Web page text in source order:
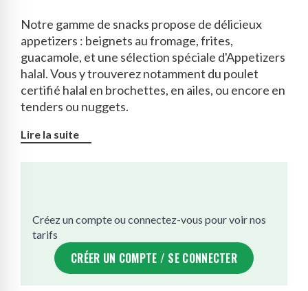
Notre gamme de snacks propose de délicieux
appetizers : beignets au fromage, frites,
guacamole, et une sélection spéciale d'Appetizers
halal. Vous y trouverez notamment du poulet
certifié halal en brochettes, en ailes, ou encore en
tenders ou nuggets.
Lire la suite
Créez un compte ou connectez-vous pour voir nos
tarifs
CRÉER UN COMPTE / SE CONNECTER